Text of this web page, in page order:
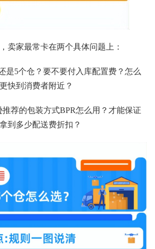
卖家最常卡在两个具体问题上：
是5个仓？要不要付入库配置费？怎么
快到消费者附近？
推荐的包装方式BPR怎么用？才能保证
到多少配送费折扣？